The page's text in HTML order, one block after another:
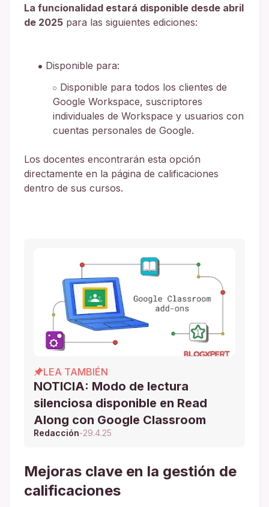
La funcionalidad estará disponible desde abril
de 2025 para las siguientes ediciones:
Disponible para:
Disponible para todos los clientes de
Google Workspace, suscriptores
individuales de Workspace y usuarios con
cuentas personales de Google.
Los docentes encontrarán esta opción
directamente en la página de calificaciones
dentro de sus cursos.
LEA TAMBIÉN
NOTICIA: Modo de lectura
silenciosa disponible en Read
Along con Google Classroom
Redacción-29.4.25
Mejoras clave en la gestión de
calificaciones